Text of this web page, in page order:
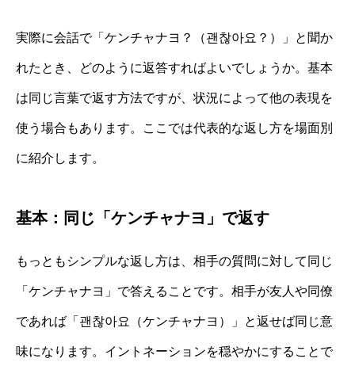
実際に会話で「ケンチャナヨ？（괜찮아요？）」と聞か
れたとき、どのように返答すればよいでしょうか。基本
は同じ言葉で返す方法ですが、状況によって他の表現を
使う場合もあります。ここでは代表的な返し方を場面別
に紹介します。
基本：同じ「ケンチャナヨ」で返す
もっともシンプルな返し方は、相手の質問に対して同じ
「ケンチャナヨ」で答えることです。相手が友人や同僚
であれば「괜찮아요（ケンチャナヨ）」と返せば同じ意
味になります。イントネーションを穏やかにすることで